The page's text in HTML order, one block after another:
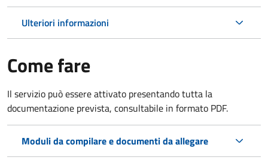
Ulteriori informazioni
Come fare
Il servizio può essere attivato presentando tutta la
documentazione prevista, consultabile in formato PDF.
Moduli da compilare e documenti da allegare